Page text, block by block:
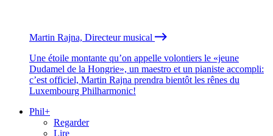
Martin Rajna, Directeur musical
Une étoile montante qu’on appelle volontiers le «jeune
Dudamel de la Hongrie», un maestro et un pianiste accompli:
c’est officiel, Martin Rajna prendra bientôt les rênes du
Luxembourg Philharmonic!
Phil+
Regarder
Lire